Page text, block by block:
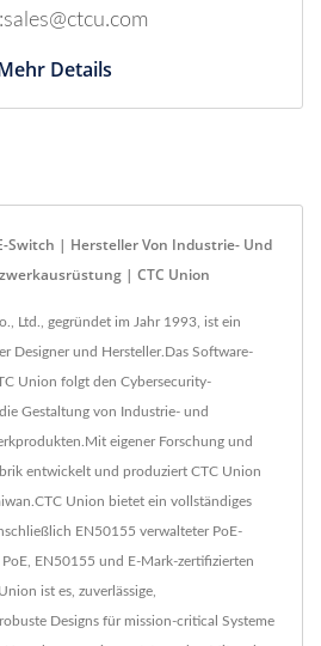
Details
Switch | Hersteller Von Industrie- Und
| CTC Union
Ltd., gegründet im Jahr 1993, ist ein
Designer und Hersteller.Das Software-
Union folgt den Cybersecurity-
Gestaltung von Industrie- und
eigener Forschung und
entwickelt und produziert CTC Union
Union bietet ein vollständiges
EN50155 verwalteter PoE-
EN50155 und E-Mark-zertifizierten
ist es, zuverlässige,
Designs für mission-critical Systeme